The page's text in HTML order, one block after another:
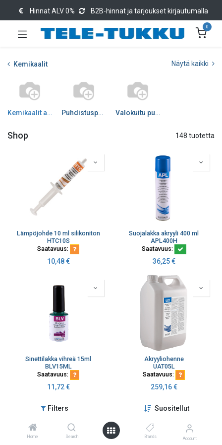
Filters Suositellut
Home Search Brands Account
Hinnat ALV 0% B2B-hinnat ja tarjoukset kirjautumalla
0
Kemikaalit Näytä kaikki
Kemikaalit astia Puhdistuspuikot -pyyhkeet Valokuitu puhdistus
Shop 148 tuotetta
Lämpöjohde 10 ml silikoniton
HTC10S
Saatavuus:
10,48€
Suojalakka akryyli 400 ml
APL400H
Saatavuus:
36,25€
Sinettilakka vihreä 15ml
BLV15ML
Saatavuus:
11,72€
Akryyliohenne
UAT05L
Saatavuus:
259,16€